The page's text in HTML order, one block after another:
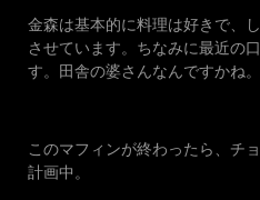
金森は基本的に料理は好きで、
させています。ちなみに最近の
す。田舎の婆さんなんですかね。
このマフィンが終わったら、チ
計画中。